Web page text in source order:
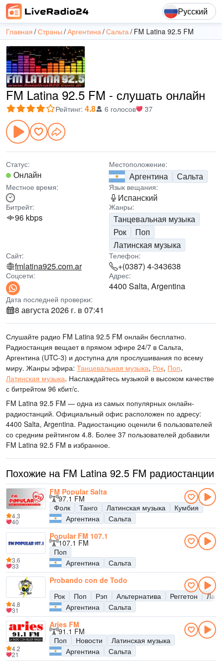
Русский
Главная Страны Аргентина Сальта FM Latina 92.5 FM
FM Latina 92.5 FM - слушать онлайн
Рейтинг: 4.8 6 голосов 37
Статус:
Онлайн
Местоположение:
Аргентина Сальта
Местное время: Язык вещания:
Испанский
Битрейт:
96 kbps
Жанры:
Танцевальная музыка
Рок
Поп
Латинская музыка
Сайт:
fmlatina925.com.ar
Телефон:
+(0387) 4-343638
Соцсети: Адрес:
4400 Salta, Argentina
Дата последней проверки:
8 августа 2026 г. в 07:41
Слушайте радио FM Latina 92.5 FM онлайн бесплатно.
Радиостанция вещает в прямом эфире 24/7 в Сальта,
Аргентина (UTC-3) и доступна для прослушивания по всему
миру. Жанры эфира: Танцевальная музыка, Рок, Поп,
Латинская музыка. Наслаждайтесь музыкой в высоком качестве
с битрейтом 96 кбит/с.
FM Latina 92.5 FM — одна из самых популярных онлайн-
радиостанций. Официальный офис расположен по адресу:
4400 Salta, Argentina. Радиостанцию оценили 6 пользователей
со средним рейтингом 4.8. Более 37 пользователей добавили
FM Latina 92.5 FM в избранное.
Похожие на FM Latina 92.5 FM радиостанции
FM Popular Salta
97.1 FM
Фолк
Танго Латинская музыка
Кумбия
Аргентина
Сальта
4.3
40
Popular FM 107.1
107.1 FM
Поп
Аргентина
Сальта
3.6
33
Probando con de Todo
Рок
Поп Рэп Альтернатива Реггетон
Аргентина
Сальта
4.8
31
Aries FM
91.1 FM
Поп
Новости
Латинская музыка
Аргентина
Сальта
4.2
21